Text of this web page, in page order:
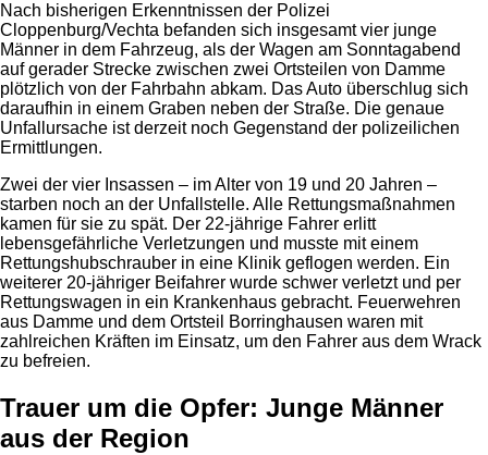
Nach bisherigen Erkenntnissen der Polizei
Cloppenburg/Vechta befanden sich insgesamt vier junge
Männer in dem Fahrzeug, als der Wagen am Sonntagabend
auf gerader Strecke zwischen zwei Ortsteilen von Damme
plötzlich von der Fahrbahn abkam. Das Auto überschlug sich
daraufhin in einem Graben neben der Straße. Die genaue
Unfallursache ist derzeit noch Gegenstand der polizeilichen
Ermittlungen.
Zwei der vier Insassen – im Alter von 19 und 20 Jahren –
starben noch an der Unfallstelle. Alle Rettungsmaßnahmen
kamen für sie zu spät. Der 22-jährige Fahrer erlitt
lebensgefährliche Verletzungen und musste mit einem
Rettungshubschrauber in eine Klinik geflogen werden. Ein
weiterer 20-jähriger Beifahrer wurde schwer verletzt und per
Rettungswagen in ein Krankenhaus gebracht. Feuerwehren
aus Damme und dem Ortsteil Borringhausen waren mit
zahlreichen Kräften im Einsatz, um den Fahrer aus dem Wrack
zu befreien.
Trauer um die Opfer: Junge Männer
aus der Region